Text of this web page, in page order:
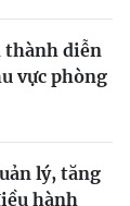
thành diễn
vực phòng
lý, tăng
hành